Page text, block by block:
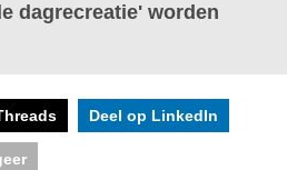
dagrecreatie' worden
Deel op LinkedIn